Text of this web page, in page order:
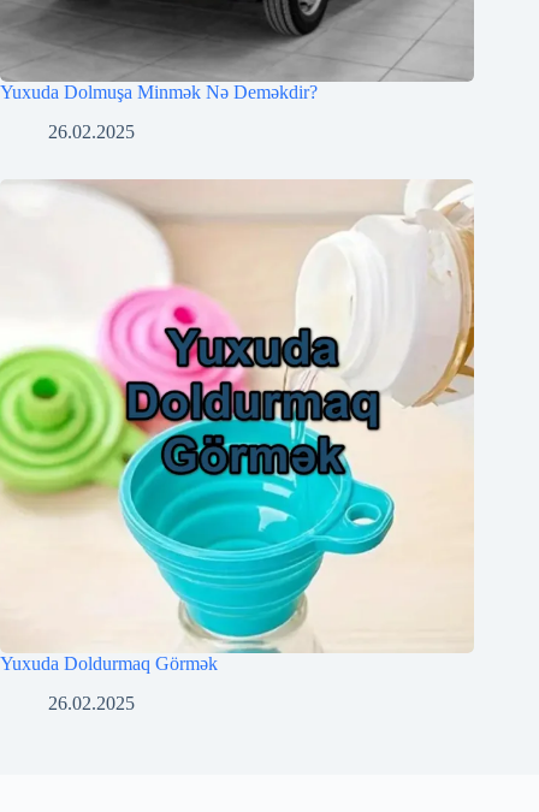
Yuxuda Dolmuşa Minmək Nə Deməkdir?
26.02.2025
Yuxuda Doldurmaq Görmək
26.02.2025